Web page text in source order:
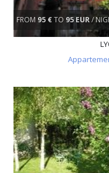
FROM 95 €TO 95 EUR/